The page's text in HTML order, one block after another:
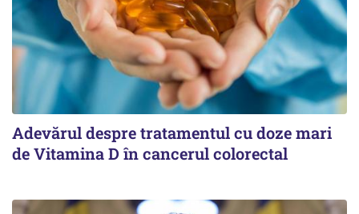
Adevărul despre tratamentul cu doze mari
de Vitamina D în cancerul colorectal